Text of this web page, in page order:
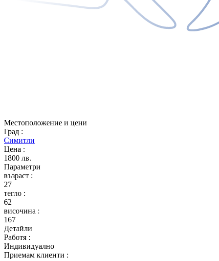
Местоположение и цени
Град :
Симитли
Цена :
1800 лв.
Параметри
възраст :
27
тегло :
62
височина :
167
Детайли
Работя :
Индивидуално
Приемам клиенти :